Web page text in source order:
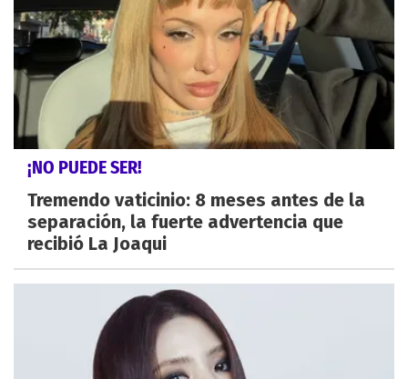
¡NO PUEDE SER!
Tremendo vaticinio: 8 meses antes de la
separación, la fuerte advertencia que
recibió La Joaqui